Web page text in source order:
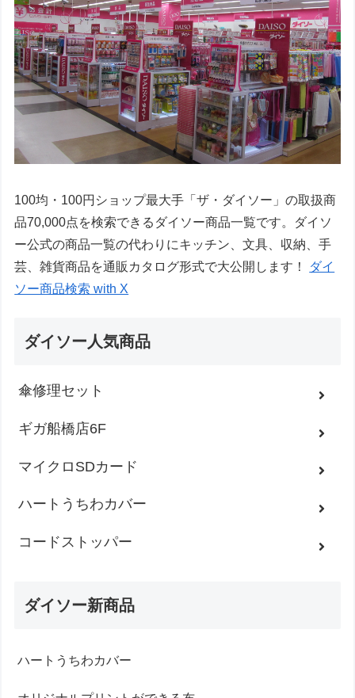
100均・100円ショップ最大手「ザ・ダイソー」の取扱商
品70,000点を検索できるダイソー商品一覧です。ダイソ
ー公式の商品一覧の代わりにキッチン、文具、収納、手
芸、雑貨商品を通販カタログ形式で大公開します！
ダイ
ソー商品検索 with X
ダイソー人気商品
傘修理セット
ギガ船橋店6F
マイクロSDカード
ハートうちわカバー
コードストッパー
ダイソー新商品
ハートうちわカバー